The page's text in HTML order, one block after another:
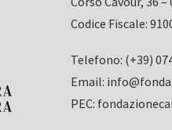
Codice Fiscale:
Telefono: (+39)
Email:
PEC: